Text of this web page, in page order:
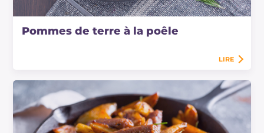
Pommes de terre à la poêle
LIRE